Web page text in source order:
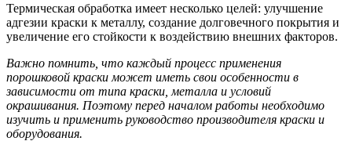
Термическая обработка имеет несколько целей: улучшение
адгезии краски к металлу, создание долговечного покрытия и
увеличение его стойкости к воздействию внешних факторов.
Важно помнить, что каждый процесс применения
порошковой краски может иметь свои особенности в
зависимости от типа краски, металла и условий
окрашивания. Поэтому перед началом работы необходимо
изучить и применить руководство производителя краски и
оборудования.